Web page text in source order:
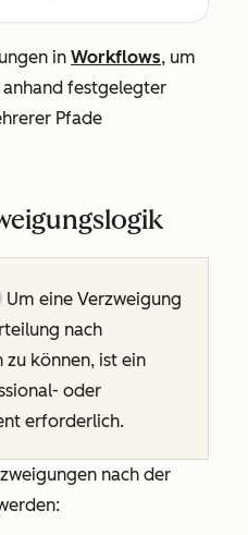
in Workflows, um
festgelegter
Pfade
Um eine Verzweigung
nach
zu können, ist ein
- oder
erforderlich.
nach der